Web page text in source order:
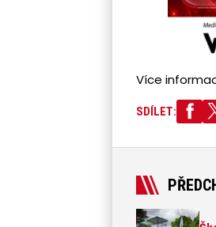
Více
SDÍLET: